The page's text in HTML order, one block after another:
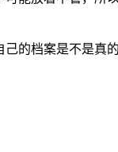
的档案是不是真